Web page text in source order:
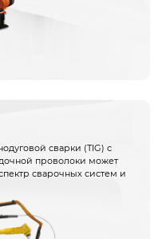
сварки (TIG) с
проволоки может
сварочных систем и